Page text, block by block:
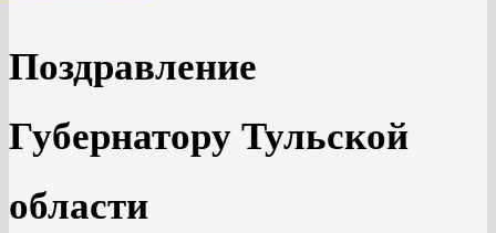
Поздравление
Губернатору Тульской
области